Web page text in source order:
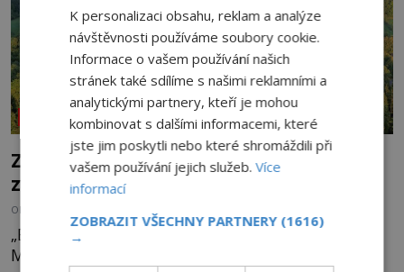
NEOBJASNĚNÉ UDÁLOSTI
Zřícenina Trosky: Co je pravdy na
zvěstech o tajné chodbě?
OD
„Budeš se smažit v horoucích peklech!“ povykuje
Markéta na o dvě generace mladší Barboru. Ta jí
K personalizaci obsahu, reklam a analýze
návštěvnosti používáme soubory cookie.
Informace o vašem používání našich
stránek také sdílíme s našimi reklamními a
analytickými partnery, kteří je mohou
kombinovat s dalšími informacemi, které
jste jim poskytli nebo které shromáždili při
vašem používání jejich služeb.Více
informací
ZOBRAZIT VŠECHNY PARTNERY (1616)
→